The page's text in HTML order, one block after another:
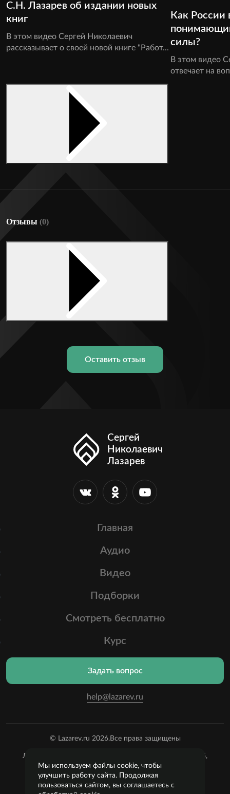
С.Н. Лазарев об издании новых
книг
В этом видео Сергей Николаевич
рассказывает о своей новой книге "Работ...
Как России
силы?
В этом видео
отвечает на
Отзывы (0)
Оставить отзыв
Сергей
Николаевич
Лазарев
Главная
Аудио
Видео
Подборки
Смотреть бесплатно
Курс
help@lazarev.ru
Задать вопрос
© Lazarev.ru 2026.Все права защищены
Лазарев Сергей Николаевич (ИП) ИНН: 782570100635,
ОГРНИП:
314784729300600, Р/С: 40802810102570002043,
Банк: ОАО "АЛЬФА-БАНК" БИК: 044525593, К/С:
Мы используем файлы cookie, чтобы
улучшить работу сайта. Продолжая
пользоваться сайтом, вы соглашаетесь с